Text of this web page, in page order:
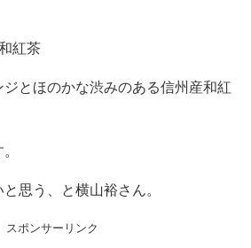
紅茶
とほのかな渋みのある信州産和紅
思う、と横山裕さん。
スポンサーリンク